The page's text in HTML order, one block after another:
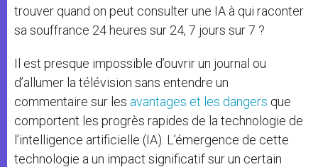
trouver quand on peut consulter une IA à qui raconter
sa souffrance 24 heures sur 24, 7 jours sur 7 ?
Il est presque impossible d’ouvrir un journal ou
d’allumer la télévision sans entendre un
commentaire sur les avantages et les dangers que
comportent les progrès rapides de la technologie de
l’intelligence artificielle (IA). L’émergence de cette
technologie a un impact significatif sur un certain